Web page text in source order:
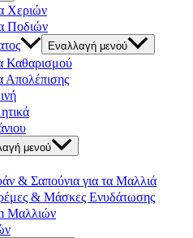
Χεριών
Ποδιών
Εναλλαγή μενού
Καθαρισμού
Απολέπισης
μενού
& Σαπούνια για τα Μαλλιά
& Μάσκες Ενυδάτωσης
Μαλλιών